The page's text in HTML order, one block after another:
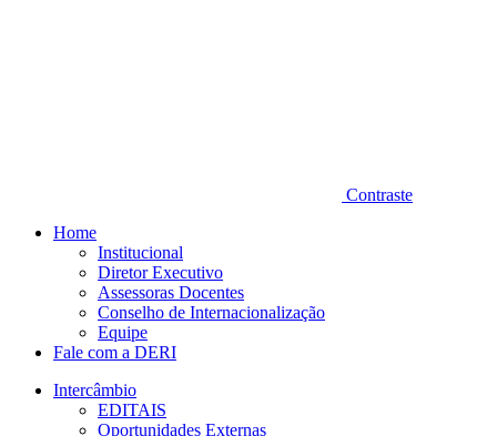
Contraste
Home
Institucional
Diretor Executivo
Assessoras Docentes
Conselho de Internacionalização
Equipe
Fale com a DERI
Intercâmbio
EDITAIS
Oportunidades Externas